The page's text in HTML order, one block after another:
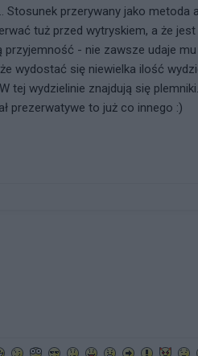
Stosunek przerywany jako
tuż przed wytryskiem, a że
przyjemność - nie zawsze udaje
wydostać się niewielka ilość
tej wydzielinie znajdują się
prezerwatywe to już co innego :)